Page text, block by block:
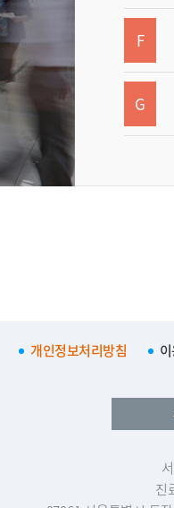
F
G
개인정보처리방침
진